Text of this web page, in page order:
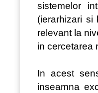
sistemelor
(ierarhizari si
relevant la
in cercetarea
In acest
inseamna